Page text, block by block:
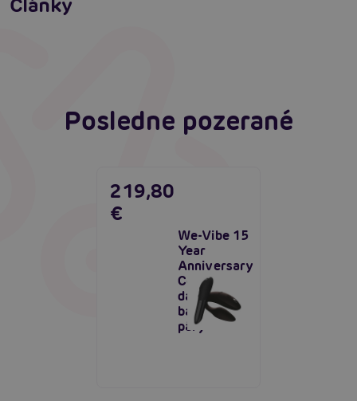
Články
Čítať viacej
bondáž
Posledne pozerané
We-Vibe 15
Year
Anniversary
Collection,
darčekový
balíček pre
páry
219,80
€